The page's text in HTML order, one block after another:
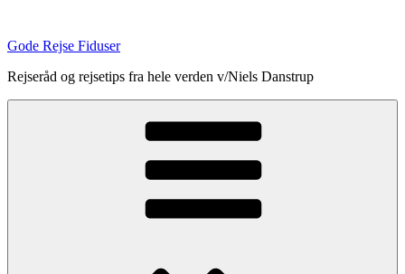
indhold
Gode Rejse Fiduser
Rejseråd og rejsetips fra hele verden v/Niels Danstrup